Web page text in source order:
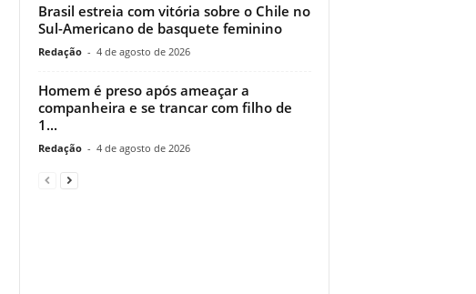
Brasil estreia com vitória sobre o Chile no
Sul-Americano de basquete feminino
Redação - 4 de agosto de 2026
Homem é preso após ameaçar a
companheira e se trancar com filho de
1...
Redação - 4 de agosto de 2026